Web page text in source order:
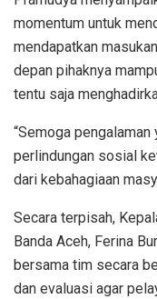
momentum untuk
mendapatkan
depan pihaknya
tentu saja
“Semoga
perlindungan sosial
dari kebahagiaan
Secara terpisah,
Banda Aceh, Ferina
bersama tim secara
dan evaluasi agar